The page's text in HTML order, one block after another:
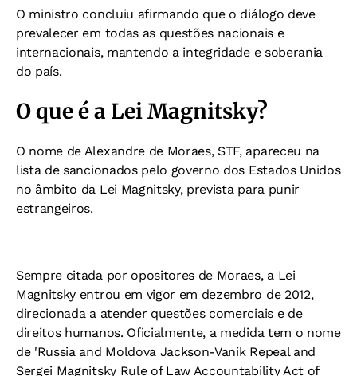
O ministro concluiu afirmando que o diálogo deve
prevalecer em todas as questões nacionais e
internacionais, mantendo a integridade e soberania
do país.
O que é a Lei Magnitsky?
O nome de Alexandre de Moraes, STF, apareceu na
lista de sancionados pelo governo dos Estados Unidos
no âmbito da Lei Magnitsky, prevista para punir
estrangeiros.
Sempre citada por opositores de Moraes, a Lei
Magnitsky entrou em vigor em dezembro de 2012,
direcionada a atender questões comerciais e de
direitos humanos. Oficialmente, a medida tem o nome
de 'Russia and Moldova Jackson-Vanik Repeal and
Sergei Magnitsky Rule of Law Accountability Act of